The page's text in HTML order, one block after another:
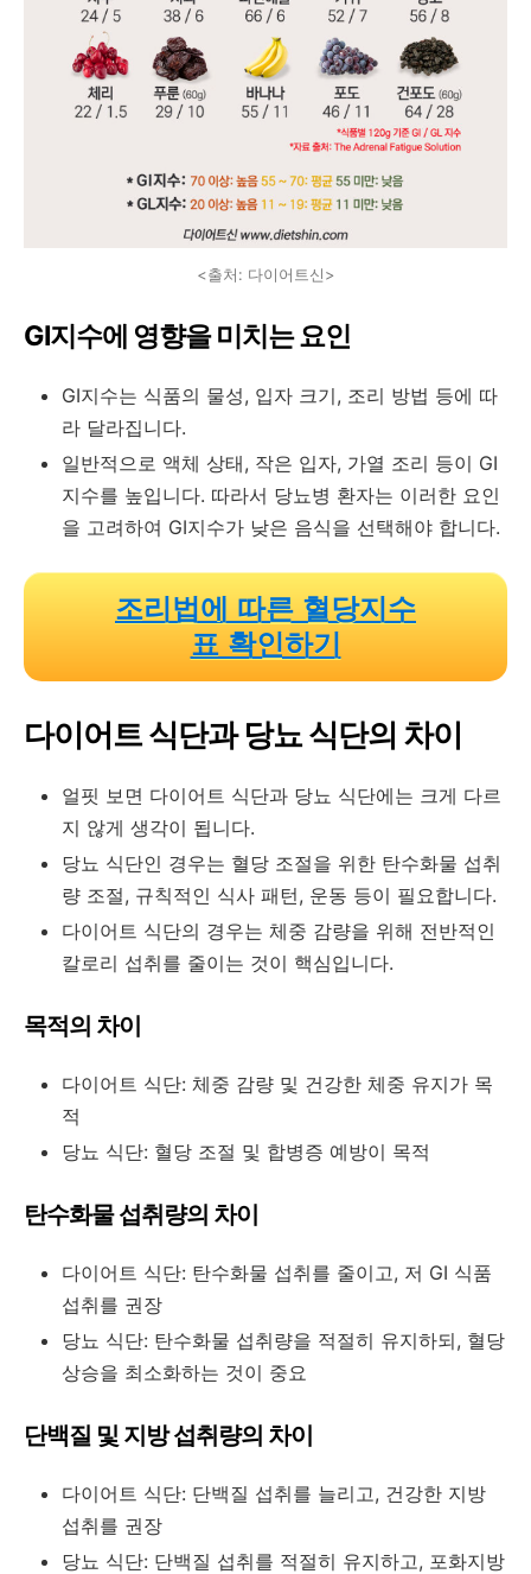
<출처: 다이어트신>
GI지수에 영향을 미치는 요인
GI지수는 식품의 물성, 입자 크기, 조리 방법 등에 따
라 달라집니다.
일반적으로 액체 상태, 작은 입자, 가열 조리 등이 GI
지수를 높입니다. 따라서 당뇨병 환자는 이러한 요인
을 고려하여 GI지수가 낮은 음식을 선택해야 합니다.
조리법에 따른 혈당지수
표 확인하기
다이어트 식단과 당뇨 식단의 차이
얼핏 보면 다이어트 식단과 당뇨 식단에는 크게 다르
지 않게 생각이 됩니다.
당뇨 식단인 경우는 혈당 조절을 위한 탄수화물 섭취
량 조절, 규칙적인 식사 패턴, 운동 등이 필요합니다.
다이어트 식단의 경우는 체중 감량을 위해 전반적인
칼로리 섭취를 줄이는 것이 핵심입니다.
목적의 차이
다이어트 식단: 체중 감량 및 건강한 체중 유지가 목
적
당뇨 식단: 혈당 조절 및 합병증 예방이 목적
탄수화물 섭취량의 차이
다이어트 식단: 탄수화물 섭취를 줄이고, 저 GI 식품
섭취를 권장
당뇨 식단: 탄수화물 섭취량을 적절히 유지하되, 혈당
상승을 최소화하는 것이 중요
단백질 및 지방 섭취량의 차이
다이어트 식단: 단백질 섭취를 늘리고, 건강한 지방
섭취를 권장
당뇨 식단: 단백질 섭취를 적절히 유지하고, 포화지방